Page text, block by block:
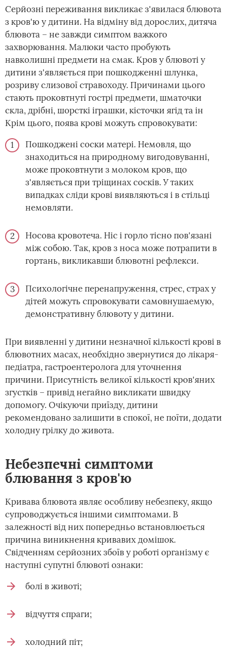
Серйозні переживання викликає з'явилася блювота
з кров'ю у дитини. На відміну від дорослих, дитяча
блювота – не завжди симптом важкого
захворювання. Малюки часто пробують
навколишні предмети на смак. Кров у блювоті у
дитини з'являється при пошкодженні шлунка,
розриву слизової стравоходу. Причинами цього
стають проковтнуті гострі предмети, шматочки
скла, дрібні, шорсткі іграшки, кісточки ягід та ін
Крім цього, поява крові можуть спровокувати:
Пошкоджені соски матері. Немовля, що
знаходиться на природному вигодовуванні,
може проковтнути з молоком кров, що
з'являється при тріщинах сосків. У таких
випадках сліди крові виявляються і в стільці
немовляти.
Носова кровотеча. Ніс і горло тісно пов'язані
між собою. Так, кров з носа може потрапити в
гортань, викликавши блювотні рефлекси.
Психологічне перенапруження, стрес, страх у
дітей можуть спровокувати самовнушаемую,
демонстративну блювоту у дитини.
При виявленні у дитини незначної кількості крові в
блювотних масах, необхідно звернутися до лікаря-
педіатра, гастроентеролога для уточнення
причини. Присутність великої кількості кров'яних
згустків – привід негайно викликати швидку
допомогу. Очікуючи приїзду, дитини
рекомендовано залишити в спокої, не поїти, додати
холодну грілку до живота.
Небезпечні симптоми
блювання з кров'ю
Кривава блювота являє особливу небезпеку, якщо
супроводжується іншими симптомами. В
залежності від них попередньо встановлюється
причина виникнення кривавих домішок.
Свідченням серйозних збоїв у роботі організму є
наступні супутні блювоті ознаки:
болі в животі;
відчуття спраги;
холодний піт;